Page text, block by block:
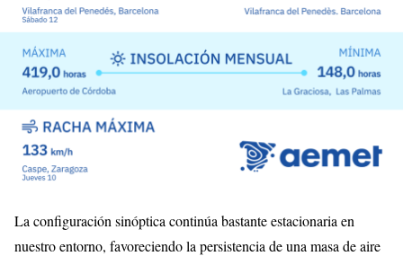
La configuración sinóptica continúa bastante estacionaria en
nuestro entorno, favoreciendo la persistencia de una masa de aire